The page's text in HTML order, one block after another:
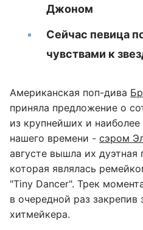
Джоном
Сейчас певица
чувствами к
Американская поп-дива
приняла предложение о
из крупнейших и
нашего времени - сэром
августе вышла их дуэтная
которая являлась
"Tiny Dancer". Трек
в очередной раз закрепив
хитмейкера.